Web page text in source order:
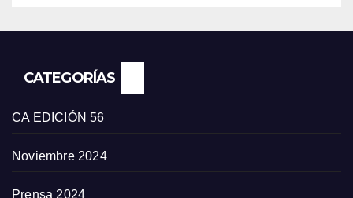
CATEGORÍAS
CA EDICIÓN 56
Noviembre 2024
Prensa 2024